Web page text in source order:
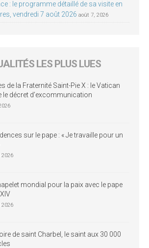
: le programme détaillé de sa visite en
vendredi 7 août 2026 août 7, 2026
LES PLUS LUES
de la Fraternité Saint-Pie X : le Vatican
le décret d’excommunication
sur le pape : « Je travaille pour un
2026
mondial pour la paix avec le pape
2026
de saint Charbel, le saint aux 30 000